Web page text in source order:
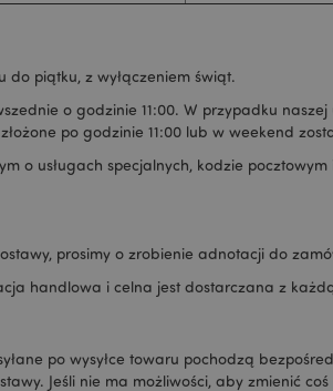
do piątku, z wyłączeniem świąt.
o godzinie 11:00. W przypadku
po godzinie 11:00 lub w weekend
o usługach specjalnych, kodzie
prosimy o zrobienie adnotacji do
handlowa i celna jest dostarczana z
po wysyłce towaru pochodzą
Jeśli nie ma możliwości, aby zmienić
section-
Adobe Inc.
www.puckator.pl
1 dzień
PHP.net
.www.puckator.pl
1 dzień 16
godzin
Google Privacy Policy